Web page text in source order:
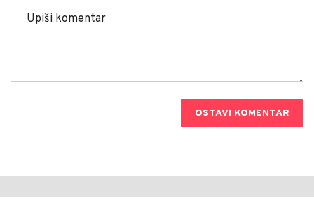
OSTAVI KOMENTAR